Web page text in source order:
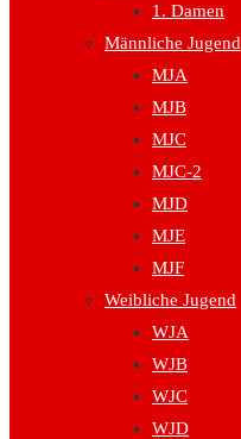
1. Damen
Männliche Jugend
MJA
MJB
MJC
MJC-2
MJD
MJE
MJF
Weibliche Jugend
WJA
WJB
WJC
WJD